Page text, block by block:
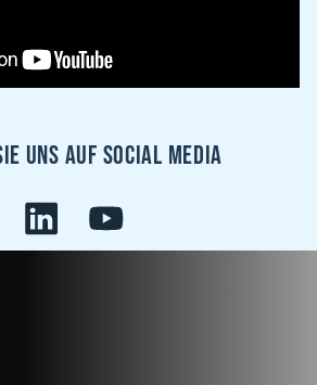
uns auf Social Media